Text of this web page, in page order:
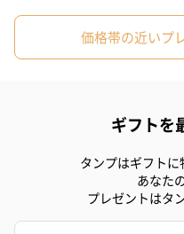
価格帯の近いプ
ギフトを
タンプはギフトに
あなた
プレゼントはタ